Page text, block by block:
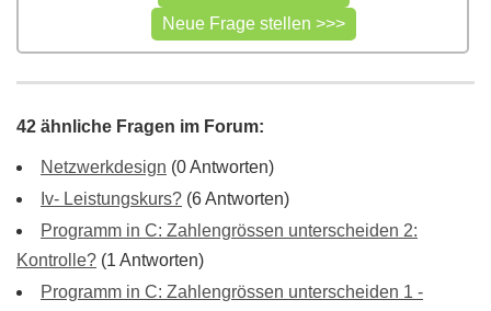
42 ähnliche Fragen im Forum:
Netzwerkdesign (0 Antworten)
Iv- Leistungskurs? (6 Antworten)
Programm in C: Zahlengrössen unterscheiden 2:
Kontrolle? (1 Antworten)
Programm in C: Zahlengrössen unterscheiden 1 -